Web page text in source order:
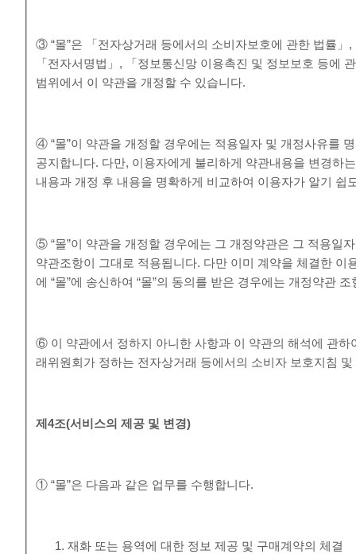
③ “몰”은 「전자상거래 등에서의 소비자보호에 관한 법률
「전자서명법」, 「정보통신망 이용촉진 및 정보보호 등에
범위에서 이 약관을 개정할 수 있습니다.
④ “몰”이 약관을 개정할 경우에는 적용일자 및 개정사유를
공지합니다. 다만, 이용자에게 불리하게 약관내용을 변경하
내용과 개정 후 내용을 명확하게 비교하여 이용자가 알기 쉽
⑤ “몰”이 약관을 개정할 경우에는 그 개정약관은 그 적용일
약관조항이 그대로 적용됩니다. 다만 이미 계약을 체결한
에 “몰”에 송신하여 “몰”의 동의를 받은 경우에는 개정약관
⑥ 이 약관에서 정하지 아니한 사항과 이 약관의 해석에 관
래위원회가 정하는 전자상거래 등에서의 소비자 보호지침
제4조(서비스의 제공 및 변경)
① “몰”은 다음과 같은 업무를 수행합니다.
재화 또는 용역에 대한 정보 제공 및 구매계약의 체결